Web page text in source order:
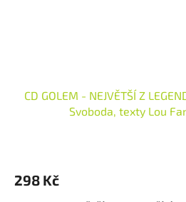
CD GOLEM - NEJVĚTŠÍ Z
Svoboda, texty Lou
298 Kč